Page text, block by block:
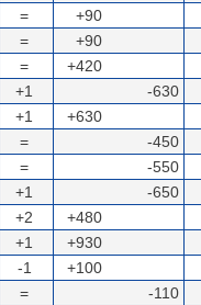
=
+90
=
+90
=
+420
+1
-630
+1
+630
=
-450
=
-550
+1
-650
+2
+480
+1
+930
-1
+100
=
-110